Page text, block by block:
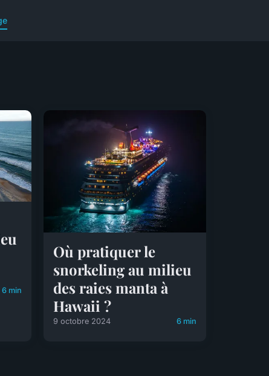
6 min
Où pratiquer le
snorkeling au milieu
des raies manta à
Hawaii ?
9 octobre 2024 6 min